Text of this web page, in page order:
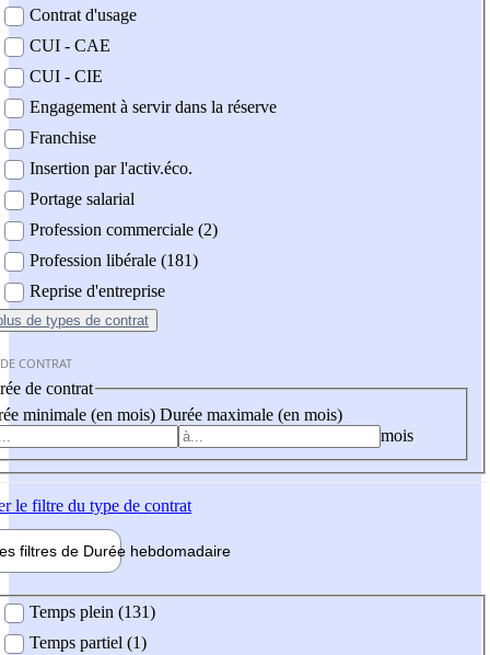
Contrat d'usage
CUI - CAE
CUI - CIE
Engagement à servir dans la réserve
Franchise
Insertion par l'activ.éco.
Portage salarial
Profession commerciale (2)
Profession libérale (181)
Reprise d'entreprise
de types de contrat
CONTRAT
de contrat
minimale (en mois) Durée maximale (en mois)
mois
le filtre du type de contrat
filtres de Durée hebdomadaire
Temps plein (131)
Temps partiel (1)